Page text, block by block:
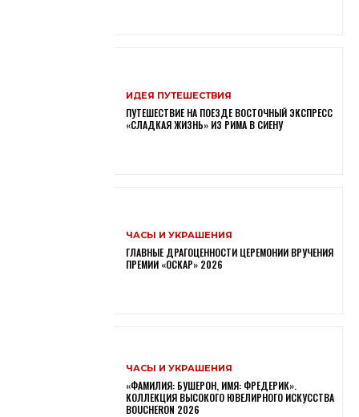
ИДЕЯ ПУТЕШЕСТВИЯ
ПУТЕШЕСТВИЕ НА ПОЕЗДЕ ВОСТОЧНЫЙ ЭКСПРЕСС
«СЛАДКАЯ ЖИЗНЬ» ИЗ РИМА В СИЕНУ
ЧАСЫ И УКРАШЕНИЯ
ГЛАВНЫЕ ДРАГОЦЕННОСТИ ЦЕРЕМОНИИ ВРУЧЕНИЯ
ПРЕМИИ «ОСКАР» 2026
ЧАСЫ И УКРАШЕНИЯ
«ФАМИЛИЯ: БУШЕРОН, ИМЯ: ФРЕДЕРИК».
КОЛЛЕКЦИЯ ВЫСОКОГО ЮВЕЛИРНОГО ИСКУССТВА
BOUCHERON 2026